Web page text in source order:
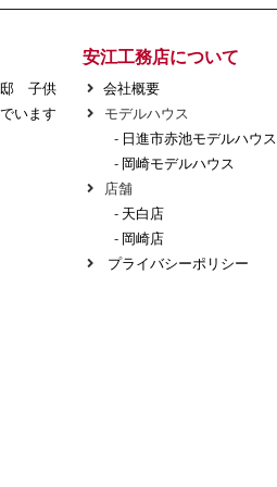
邸 子供
います
安江工務店について
会社概要
モデルハウス
- 日進市赤池モデルハウス
- 岡崎モデルハウス
店舗
- 天白店
- 岡崎店
プライバシーポリシー